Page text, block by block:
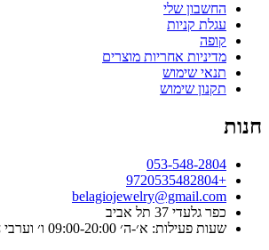
החשבון שלי
עגלת קניות
קופה
מדיניות אחריות מוצרים
תנאי שימוש
תקנון שימוש
חנות
053-548-2804
+9720535482804
belagiojewelry@gmail.com
כפר גלעדי 37 תל אביב
שעות פעילות: א׳-ה׳ 09:00-20:00 ו׳ וערבי חג 9:00-15:00